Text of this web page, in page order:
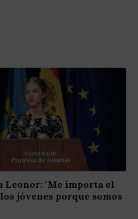
Leonor: "Me importa el
jóvenes porque somos